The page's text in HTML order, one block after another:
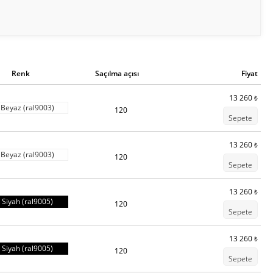
1250, 2500mm), ihtiyacınız olan tek şey ek olarak
seçmektir.
Renk Saçılma açısı Fiyat
Beyaz (ral9003) 120
13 260₺
Sepete
Beyaz (ral9003) 120
13 260₺
Sepete
Siyah (ral9005) 120
13 260₺
Sepete
Siyah (ral9005) 120
13 260₺
Sepete